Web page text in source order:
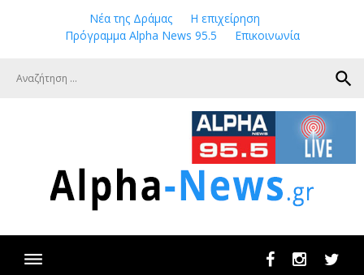
Νέα της Δράμας
Η επιχείρηση
Πρόγραμμα Alpha News 95.5
Επικοινωνία
search
FacebookInstagram